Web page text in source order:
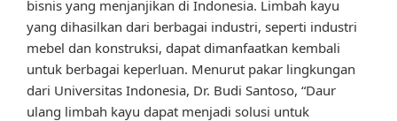
bisnis yang menjanjikan di Indonesia. Limbah kayu
yang dihasilkan dari berbagai industri, seperti industri
mebel dan konstruksi, dapat dimanfaatkan kembali
untuk berbagai keperluan. Menurut pakar lingkungan
dari Universitas Indonesia, Dr. Budi Santoso, “Daur
ulang limbah kayu dapat menjadi solusi untuk